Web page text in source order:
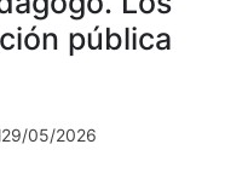
pública
29/05/2026